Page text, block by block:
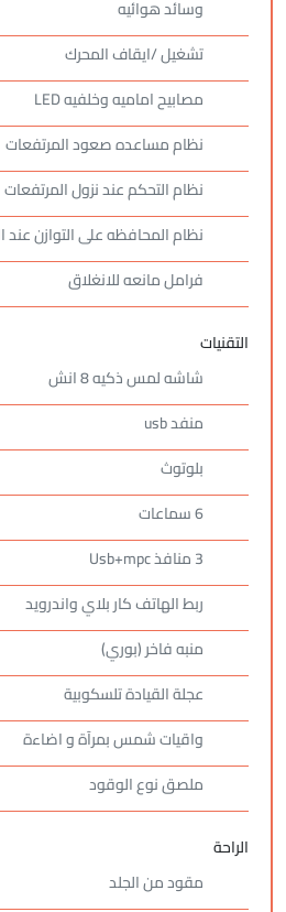
وسائد هوائيه
تشغيل /ايقاف المحرك
مصابيح اماميه وخلفيه LED
نظام مساعده صعود المرتفعات
نظام التحكم عند نزول المرتفعات
نظام المحافظه على التوازن عند
فرامل مانعه للانغلاق
التقنيات
شاشه لمس ذكيه 8 انش
منفد usb
بلوتوث
ربط الهاتف كار بلاي واندرويد
منبه فاخر (بوري)
عجلة القيادة تلسكوبية
واقيات شمس بمرآة و اضاءة
ملصق نوع الوقود
الراحة
مقود من الجلد